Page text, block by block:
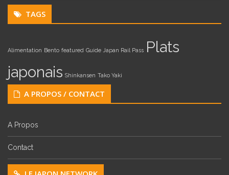
TAGS
Alimentation Bento featured Guide Japan Rail Pass Plats
japonais Shinkansen Tako Yaki
A PROPOS / CONTACT
A Propos
Contact